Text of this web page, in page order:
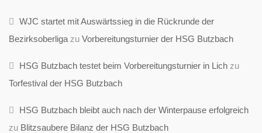
WJC startet mit Auswärtssieg in die Rückrunde der
Bezirksoberliga zu Vorbereitungsturnier der HSG Butzbach
HSG Butzbach testet beim Vorbereitungsturnier in Lich zu
Torfestival der HSG Butzbach
HSG Butzbach bleibt auch nach der Winterpause erfolgreich
zu Blitzsaubere Bilanz der HSG Butzbach